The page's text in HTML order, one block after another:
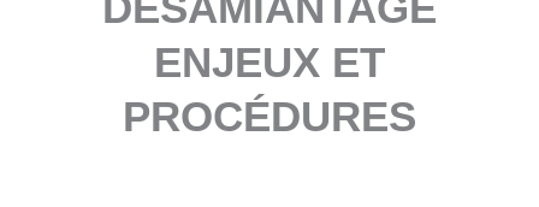
ENJEUX ET
PROCÉDURES